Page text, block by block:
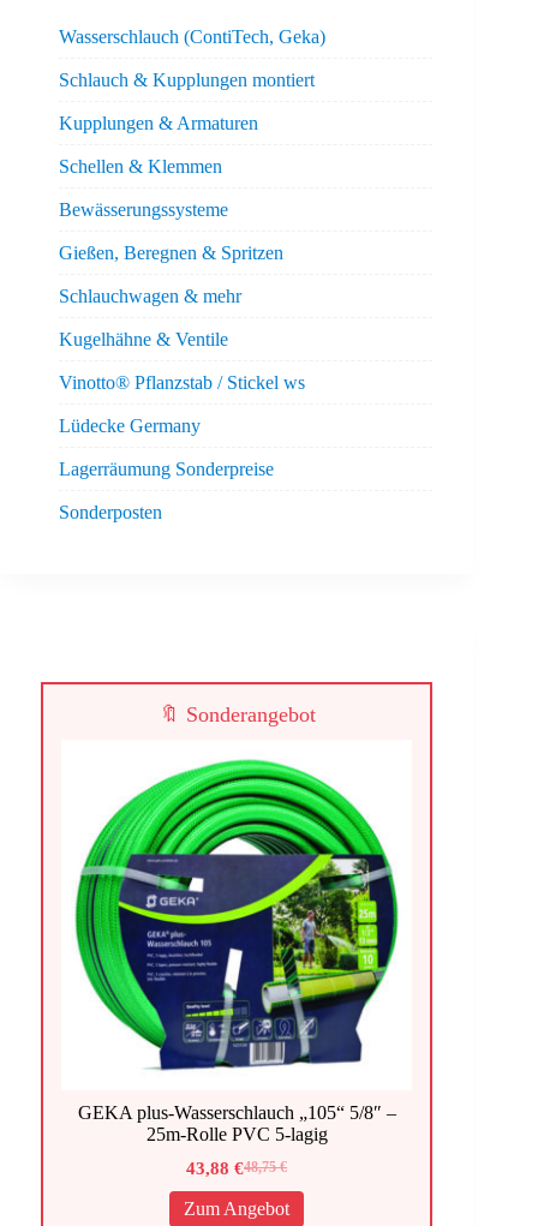
Wasserschlauch (ContiTech, Geka)
Schlauch & Kupplungen montiert
Kupplungen & Armaturen
Schellen & Klemmen
Bewässerungssysteme
Gießen, Beregnen & Spritzen
Schlauchwagen & mehr
Kugelhähne & Ventile
Vinotto® Pflanzstab / Stickel ws
Lüdecke Germany
Lagerräumung Sonderpreise
Sonderposten
🔖 Sonderangebot
GEKA plus-Wasserschlauch „105“ 5/8″ –
25m-Rolle PVC 5-lagig
48,75€
Ursprünglicher
Preis
war:
43,88€
Aktueller
Preis
ist:
Zum Angebot